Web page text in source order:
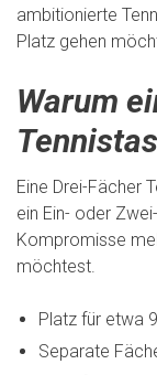
ambitionierte
Platz gehen
Warum
Eine Drei-Fächer
ein Ein- oder
Kompromisse
möchtest.
Platz für etwa
Separate